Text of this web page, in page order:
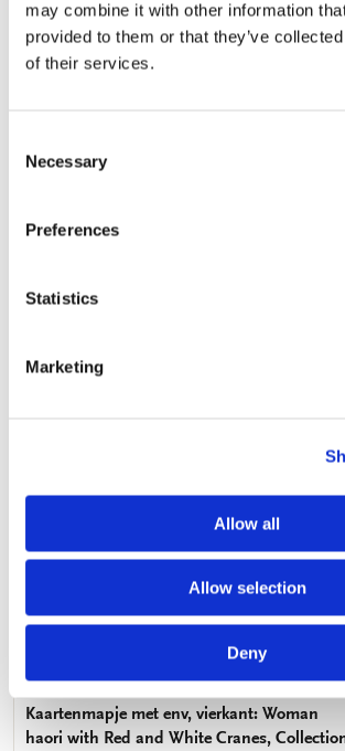
may combine it with other information
provided to them or that they’ve
of their services.
Selection
Necessary
Preferences
Statistics
Marketing
Allow all
Allow selection
Deny
Bekijk alles van Kaartenmapjes
Meer van Vierkant
Bestseller!
Kaartenmapje met env, vierkant: Woman
haori with Red and White Cranes,